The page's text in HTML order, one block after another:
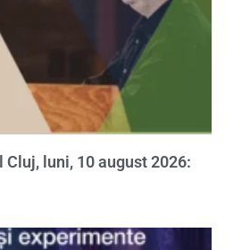
luni, 10 august 2026: